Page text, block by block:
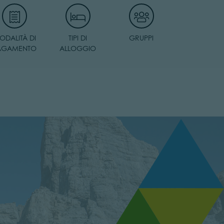
DI
TIPI DI
ALLOGGIO
GRUPPI